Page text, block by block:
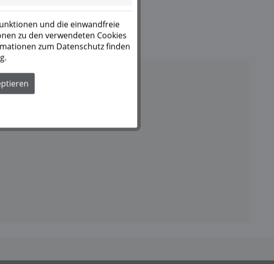
und die einwandfreie
zu den verwendeten Cookies
zum Datenschutz finden